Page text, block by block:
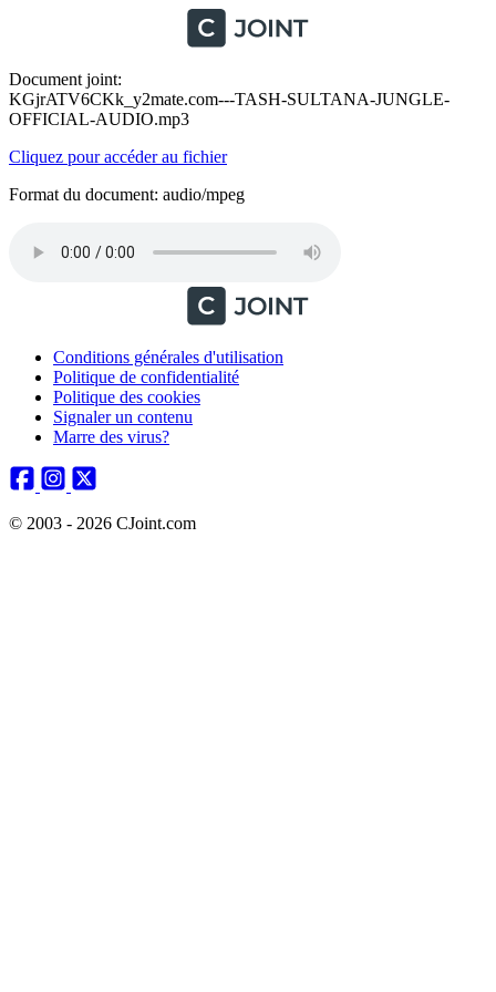
Document joint:
KGjrATV6CKk_y2mate.com---TASH-SULTANA-JUNGLE-
OFFICIAL-AUDIO.mp3
Cliquez pour accéder au fichier
Format du document: audio/mpeg
Conditions générales d'utilisation
Politique de confidentialité
Politique des cookies
Signaler un contenu
Marre des virus?
© 2003 - 2026 CJoint.com